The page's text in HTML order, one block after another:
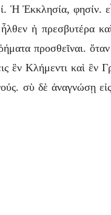
Ἡ Ἐκκλησία, φησίν.
ἡ πρεσβυτέρα
προσθεῖναι.
ἓν Κλήμεντι καὶ ἓν
σὺ δὲ ἀναγνώσῃ